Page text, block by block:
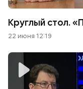
Круглый стол.
22 июня 12:19